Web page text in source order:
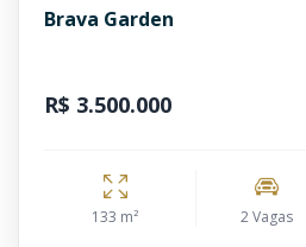
Brava Garden
R$ 3.500.000
133 m² 2 Vagas